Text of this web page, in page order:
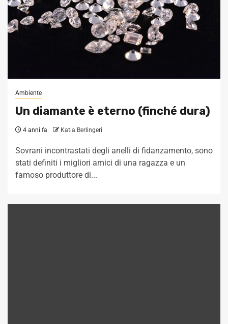
Ambiente
Un diamante è eterno (finché dura)
4 anni fa Katia Berlingeri
Sovrani incontrastati degli anelli di fidanzamento, sono
stati definiti i migliori amici di una ragazza e un
famoso produttore di...